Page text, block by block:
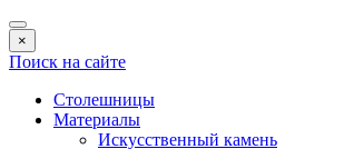
×
Поиск на сайте
Столешницы
Материалы
Искусственный камень